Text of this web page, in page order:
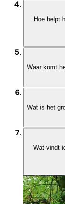
Hoe helpt
Waar komt
Wat is het
Wat vindt